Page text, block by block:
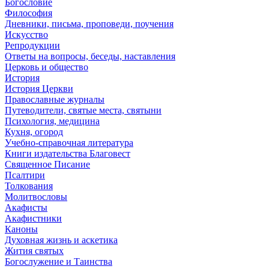
Богословие
Философия
Дневники, письма, проповеди, поучения
Искусство
Репродукции
Ответы на вопросы, беседы, наставления
Церковь и общество
История
История Церкви
Православные журналы
Путеводители, святые места, святыни
Психология, медицина
Кухня, огород
Учебно-справочная литература
Книги издательства Благовест
Священное Писание
Псалтири
Толкования
Молитвословы
Акафисты
Акафистники
Каноны
Духовная жизнь и аскетика
Жития святых
Богослужение и Таинства